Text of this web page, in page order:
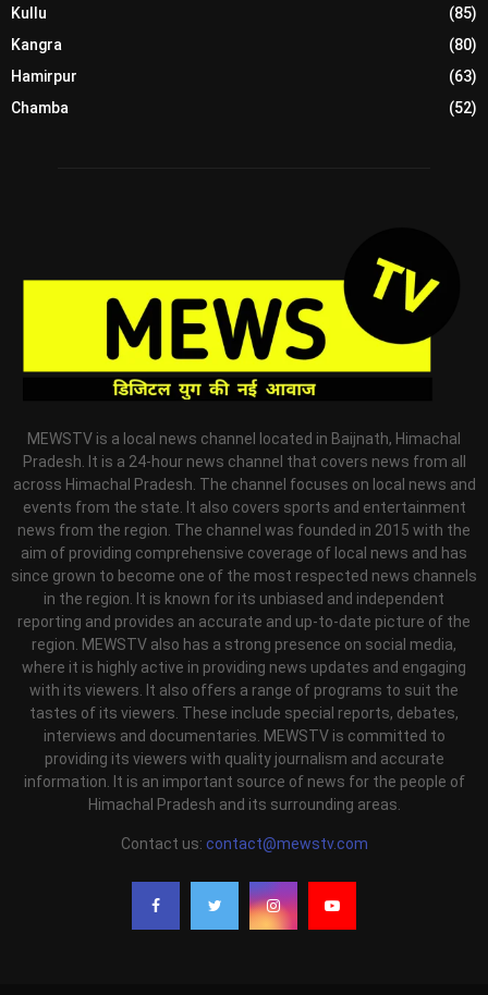
Kullu
(85)
Kangra
(80)
Hamirpur
(63)
Chamba
(52)
MEWSTV is a local news channel located in Baijnath, Himachal
Pradesh. It is a 24-hour news channel that covers news from all
across Himachal Pradesh. The channel focuses on local news and
events from the state. It also covers sports and entertainment
news from the region. The channel was founded in 2015 with the
aim of providing comprehensive coverage of local news and has
since grown to become one of the most respected news channels
in the region. It is known for its unbiased and independent
reporting and provides an accurate and up-to-date picture of the
region. MEWSTV also has a strong presence on social media,
where it is highly active in providing news updates and engaging
with its viewers. It also offers a range of programs to suit the
tastes of its viewers. These include special reports, debates,
interviews and documentaries. MEWSTV is committed to
providing its viewers with quality journalism and accurate
information. It is an important source of news for the people of
Himachal Pradesh and its surrounding areas.
Contact us: contact@mewstv.com